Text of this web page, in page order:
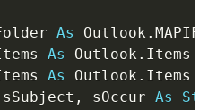
As Outlook .
As Outlook .
As Outlook .
sSubject , sOccur As